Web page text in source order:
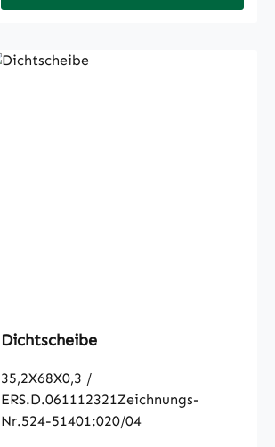
Dichtscheibe
35,2X68X0,3 /
ERS.D.061112321Zeichnungs-
Nr.524-51401:020/04